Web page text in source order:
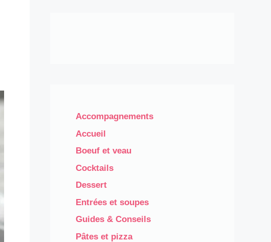
Accompagnements
Accueil
Boeuf et veau
Cocktails
Dessert
Entrées et soupes
Guides & Conseils
Pâtes et pizza